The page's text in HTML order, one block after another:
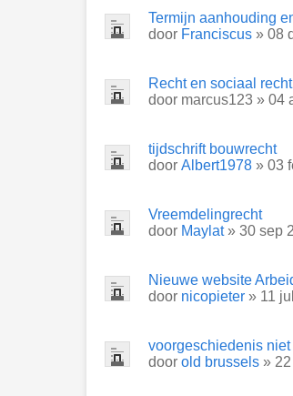
Termijn aanhouding
door Franciscus » 08
Recht en sociaal
door marcus123 » 04
tijdschrift bouwrecht
door Albert1978 » 03
Vreemdelingrecht
door Maylat» 30 sep
Nieuwe website
door nicopieter » 11
voorgeschiedenis
door old brussels »